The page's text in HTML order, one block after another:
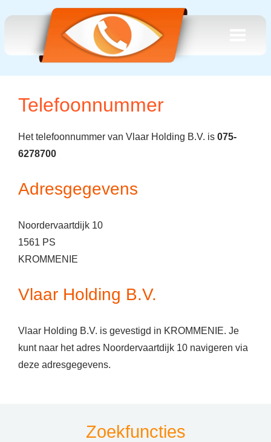
Telefoonnummer
Het telefoonnummer van Vlaar Holding B.V. is 075-
6278700
Adresgegevens
Noordervaartdijk 10
1561 PS
KROMMENIE
Vlaar Holding B.V.
Vlaar Holding B.V. is gevestigd in KROMMENIE. Je
kunt naar het adres Noordervaartdijk 10 navigeren via
deze adresgegevens.
Zoekfuncties